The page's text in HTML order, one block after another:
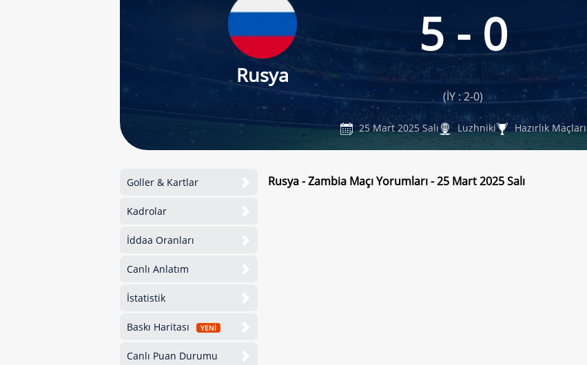
Rusya
5 - 0
(İY : 2-0)
25 Mart 2025 Salı Luzhniki Hazırlık Maçları
Goller & Kartlar
Kadrolar
İddaa Oranları
Canlı Anlatım
İstatistik
Baskı Haritası YENİ
Canlı Puan Durumu
Rusya - Zambia Maçı Yorumları - 25 Mart 2025 Salı